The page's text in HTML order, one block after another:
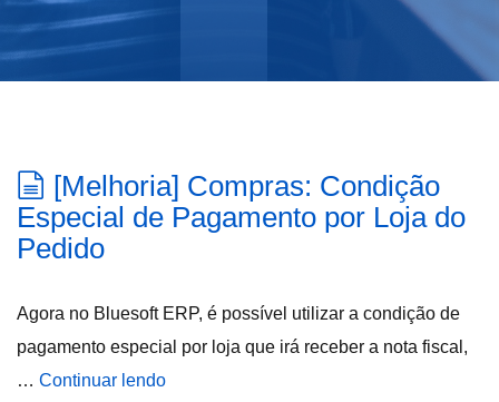
[Melhoria] Compras: Condição
Especial de Pagamento por Loja do
Pedido
Agora no Bluesoft ERP, é possível utilizar a condição de
pagamento especial por loja que irá receber a nota fiscal,
… Continuar lendo